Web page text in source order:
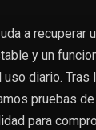
a recuperar
y un
diario. Tras
pruebas de
para